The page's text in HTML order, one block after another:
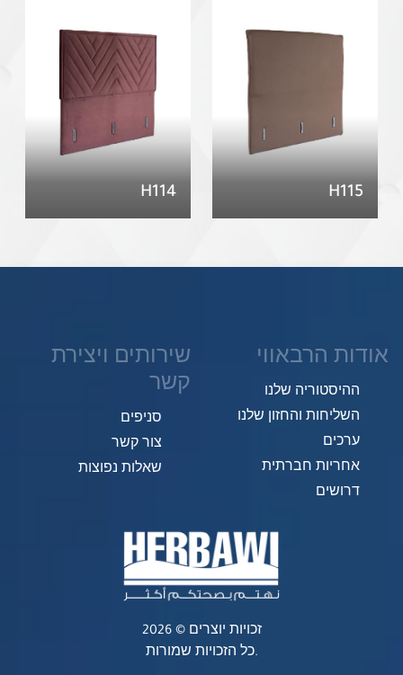
H115
H114
אודות הרבאווי
ההיסטוריה שלנו
השליחות והחזון שלנו
ערכים
אחריות חברתית
דרושים
שירותים ויצירת
קשר
סניפים
צור קשר
שאלות נפוצות
זכויות יוצרים © 2026
כל הזכויות שמורות.